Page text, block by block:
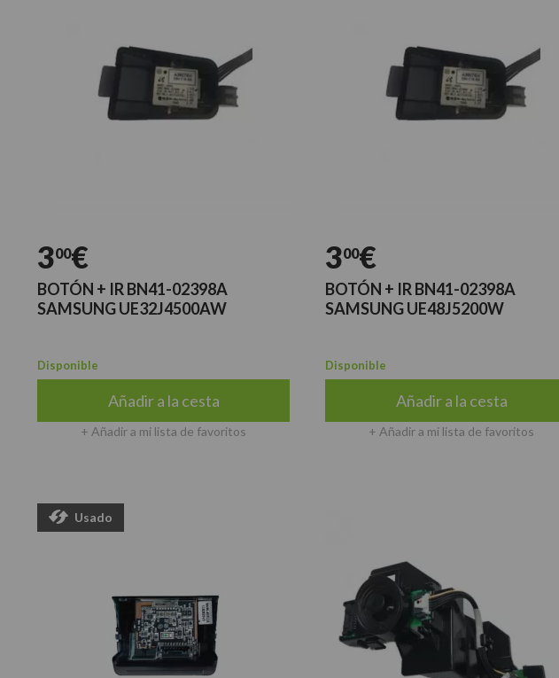
300€
BOTÓN + IR BN41-02398A
SAMSUNG UE32J4500AW
Disponible
Añadir a la cesta
+ Añadir a mi lista de favoritos
300€
BOTÓN + IR BN41-02398A
SAMSUNG UE48J5200W
Disponible
Añadir a la cesta
+ Añadir a mi lista de favoritos
Usado